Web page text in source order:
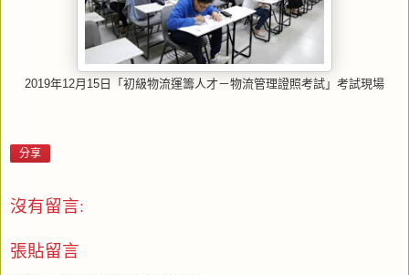
2019年12月15日「初級物流運籌人才－物流管理證照考試」考試現場
分享
沒有留言:
張貼留言